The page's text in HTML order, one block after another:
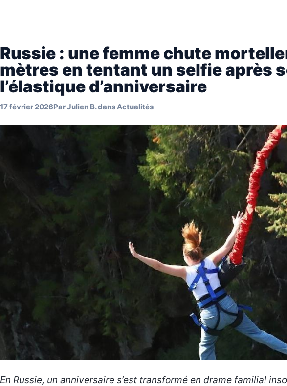
Russie : une femme chute
mètres en tentant un selfie après
l’élastique d’anniversaire
17 février 2026ParJulien B.dansActualités
En Russie, un anniversaire s’est transformé en drame familial